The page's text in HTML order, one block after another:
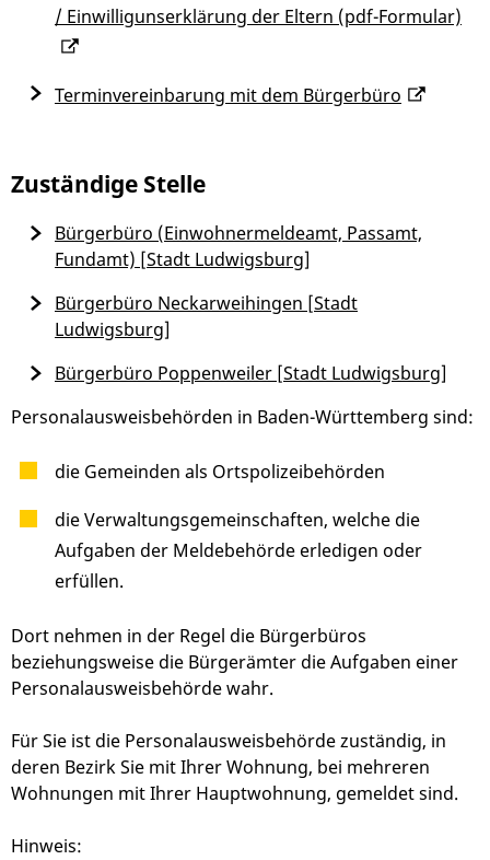
/ Einwilligunserklärung der Eltern (pdf-Formular)
Terminvereinbarung mit dem Bürgerbüro
Zuständige Stelle
Personalausweisbehörden in Baden-Württemberg sind:
die Gemeinden als Ortspolizeibehörden
die Verwaltungsgemeinschaften, welche die
Aufgaben der Meldebehörde erledigen oder
erfüllen.
Dort nehmen in der Regel die Bürgerbüros
beziehungsweise die Bürgerämter die Aufgaben einer
Personalausweisbehörde wahr.
Für Sie ist die Personalausweisbehörde zuständig, in
deren Bezirk Sie mit Ihrer Wohnung, bei mehreren
Wohnungen mit Ihrer Hauptwohnung, gemeldet sind.
Hinweis:
Bürgerbüro (Einwohnermeldeamt, Passamt,
Fundamt) [Stadt Ludwigsburg]
Bürgerbüro Neckarweihingen [Stadt
Ludwigsburg]
Bürgerbüro Poppenweiler [Stadt Ludwigsburg]